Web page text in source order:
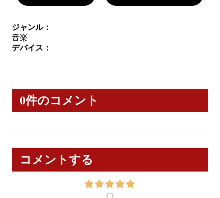
ジャンル：
音楽
デバイス：
0件のコメント
コメントする